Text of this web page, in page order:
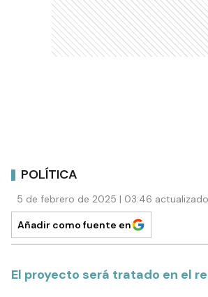
POLÍTICA
5 de febrero de 2025 | 03:46
Añadir como fuente en
El proyecto será tratado en el